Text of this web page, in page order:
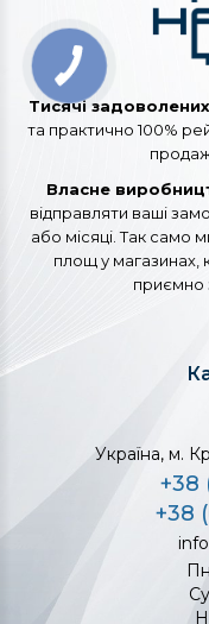
Тисячі
та практично 100%
Власне
відправляти ваші
або місяці. Так само
площ у магазинах,
приємно
Україна, м.
+38
+38